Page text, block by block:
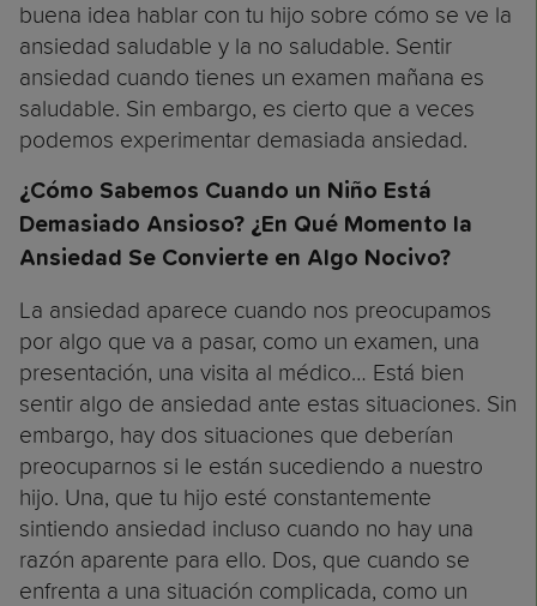
buena idea hablar con tu hijo sobre cómo se ve la
ansiedad saludable y la no saludable. Sentir
ansiedad cuando tienes un examen mañana es
saludable. Sin embargo, es cierto que a veces
podemos experimentar demasiada ansiedad.
¿Cómo Sabemos Cuando un Niño Está
Demasiado Ansioso? ¿En Qué Momento la
Ansiedad Se Convierte en Algo Nocivo?
La ansiedad aparece cuando nos preocupamos
por algo que va a pasar, como un examen, una
presentación, una visita al médico… Está bien
sentir algo de ansiedad ante estas situaciones. Sin
embargo, hay dos situaciones que deberían
preocuparnos si le están sucediendo a nuestro
hijo. Una, que tu hijo esté constantemente
sintiendo ansiedad incluso cuando no hay una
razón aparente para ello. Dos, que cuando se
enfrenta a una situación complicada, como un